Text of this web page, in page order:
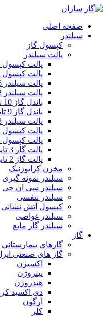
صفحه اصلی
سیلندر
کپسول گاز
پالت سیلندر
پالت کپسول 36 تایی
پالت کپسول 24 تایی
پالت سیلندر 16 تایی
پالت سیلندر 12 تایی
باندل گاز 10 تایی
باندل گاز 9 تایی
پالت سیلندر 8 تایی
پالت کپسول 6 تایی
پالت کپسول 4 تایی
پالت گاز 3 تایی
پالت گاز 2 تایی
مخزن کرایوژنیک
سیلندر نمونه گیری
سیلندر سی ان جی
سیلندر تنفسی
کپسول آتش نشانی
سیلندر غواصی
سیلندر گاز مایع
گاز
گازهای بیمارستانی
گاز های صنعتی
اکسیژن
نیتروژن
هیدروژن
دی اکسید
آرگون
کلر